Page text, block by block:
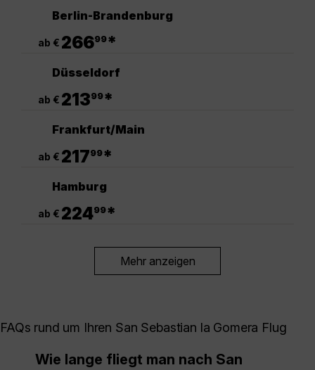
Berlin-Brandenburg
ab € 26699*
Düsseldorf
ab € 21399*
Frankfurt/Main
ab € 21799*
Hamburg
ab € 22499*
Mehr anzeigen
FAQs rund um Ihren San Sebastian la Gomera Flug
Wie lange fliegt man nach San